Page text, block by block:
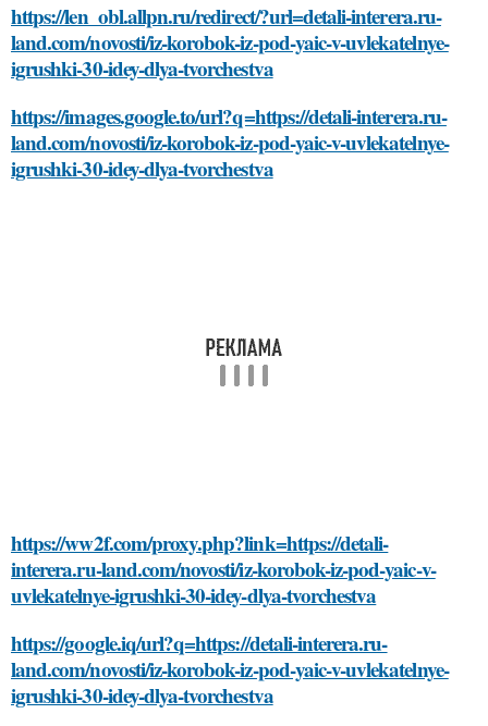
https://len_obl.allpn.ru/redirect/?url=detali-interera.ru-
land.com/novosti/iz-korobok-iz-pod-yaic-v-uvlekatelnye-
igrushki-30-idey-dlya-tvorchestva
https://images.google.to/url?q=https://detali-interera.ru-
land.com/novosti/iz-korobok-iz-pod-yaic-v-uvlekatelnye-
igrushki-30-idey-dlya-tvorchestva
https://ww2f.com/proxy.php?link=https://detali-
interera.ru-land.com/novosti/iz-korobok-iz-pod-yaic-v-
uvlekatelnye-igrushki-30-idey-dlya-tvorchestva
https://google.iq/url?q=https://detali-interera.ru-
land.com/novosti/iz-korobok-iz-pod-yaic-v-uvlekatelnye-
igrushki-30-idey-dlya-tvorchestva